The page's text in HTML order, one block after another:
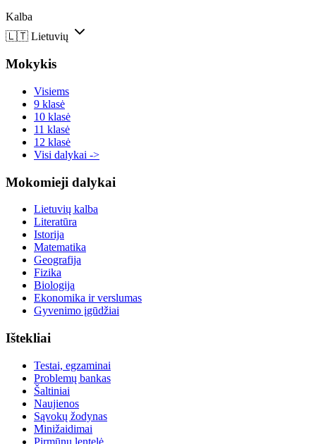
Kalba
🇱🇹 Lietuvių
Mokykis
Visiems
9 klasė
10 klasė
11 klasė
12 klasė
Visi dalykai ->
Mokomieji dalykai
Lietuvių kalba
Literatūra
Istorija
Matematika
Geografija
Fizika
Biologija
Ekonomika ir verslumas
Gyvenimo įgūdžiai
Ištekliai
Testai, egzaminai
Problemų bankas
Šaltiniai
Naujienos
Sąvokų žodynas
Minižaidimai
Pirmūnų lentelė